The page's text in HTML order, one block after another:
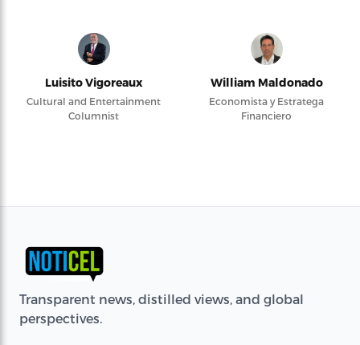
Luisito Vigoreaux
Cultural and Entertainment
Columnist
William Maldonado
Economista y Estratega
Financiero
Transparent news, distilled views, and global
perspectives.